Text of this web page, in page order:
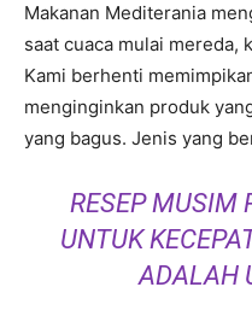
Makanan Mediterania
saat cuaca mulai mereda,
Kami berhenti
menginginkan produk
yang bagus. Jenis yang
RESEP MUSIM
UNTUK
ADALAH